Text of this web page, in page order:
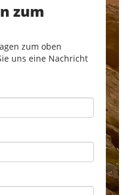
zum
zum oben
uns eine Nachricht